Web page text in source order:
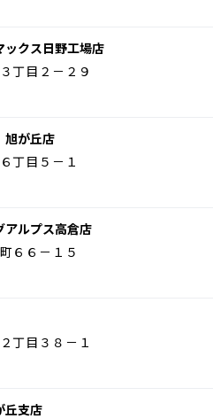
ックス日野工場店
丁目２－２９
が丘店
丁目５－１
アルプス高倉店
６６－１５
丁目３８－１
丘支店